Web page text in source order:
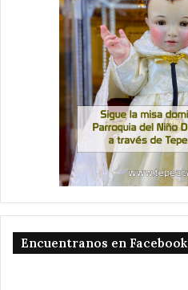
Encuentranos en Facebook